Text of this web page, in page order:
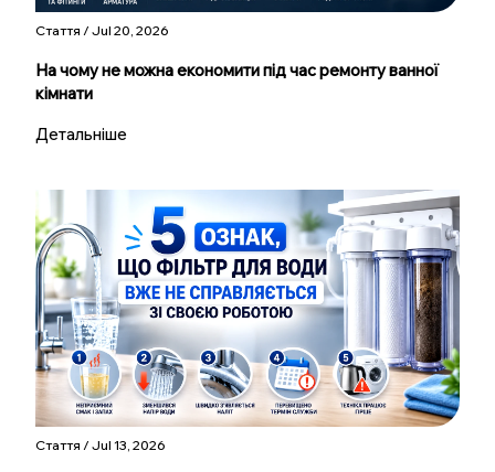
Стаття / Jul 20, 2026
На чому не можна економити під час ремонту ванної
кімнати
Детальніше
Стаття / Jul 13, 2026